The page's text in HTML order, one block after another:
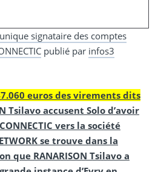
signataire des comptes
publié par infos3
euros des virements dits
Tsilavo accusent Solo d’avoir
vers la société
se trouve dans la
que RANARISON Tsilavo a